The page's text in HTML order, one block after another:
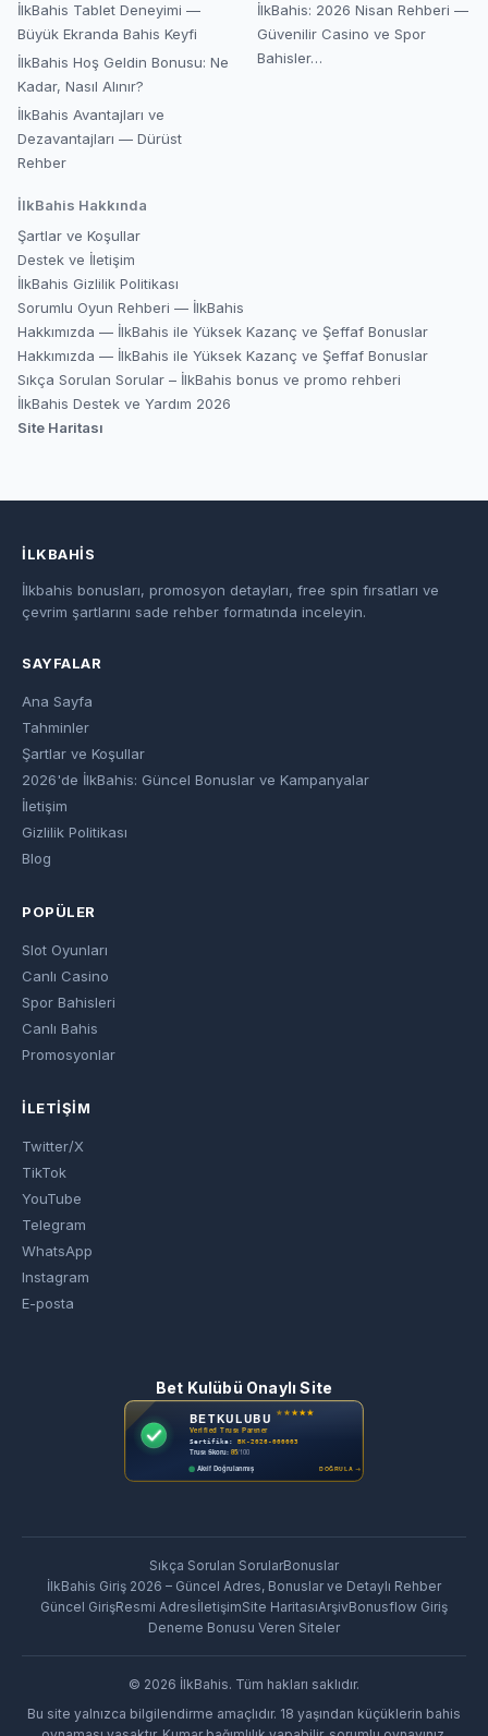
İLKBAHIS
İlkbahis bonusları, promosyon detayları, free spin fırsatları ve
çevrim şartlarını sade rehber formatında inceleyin.
SAYFALAR
Ana Sayfa
Tahminler
Şartlar ve Koşullar
2026'de İlkBahis: Güncel Bonuslar ve Kampanyalar
İletişim
Gizlilik Politikası
Blog
POPÜLER
Slot Oyunları
Canlı Casino
Spor Bahisleri
Canlı Bahis
Promosyonlar
İLETIŞIM
Twitter/X
TikTok
YouTube
Telegram
WhatsApp
Instagram
E-posta
Bet Kulübü Onaylı Site
Sıkça Sorulan SorularBonuslar
İlkBahis Giriş 2026 – Güncel Adres, Bonuslar ve Detaylı Rehber
Güncel GirişResmi AdresİletişimSite HaritasıArşivBonusflow Giriş
Deneme Bonusu Veren Siteler
© 2026 İlkBahis. Tüm hakları saklıdır.
Bu site yalnızca bilgilendirme amaçlıdır. 18 yaşından küçüklerin bahis
İlkBahis Tablet Deneyimi —
Büyük Ekranda Bahis Keyfi
İlkBahis Hoş Geldin Bonusu: Ne
Kadar, Nasıl Alınır?
İlkBahis Avantajları ve
Dezavantajları — Dürüst
Rehber
İlkBahis: 2026 Nisan Rehberi —
Güvenilir Casino ve Spor
Bahisler…
İlkBahis Hakkında
Şartlar ve Koşullar
Destek ve İletişim
İlkBahis Gizlilik Politikası
Sorumlu Oyun Rehberi — İlkBahis
Hakkımızda — İlkBahis ile Yüksek Kazanç ve Şeffaf Bonuslar
Hakkımızda — İlkBahis ile Yüksek Kazanç ve Şeffaf Bonuslar
Sıkça Sorulan Sorular – İlkBahis bonus ve promo rehberi
İlkBahis Destek ve Yardım 2026
Site Haritası